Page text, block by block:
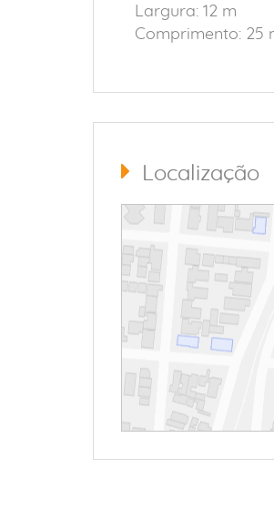
Largura: 12 m
Comprimento: 25
Localização